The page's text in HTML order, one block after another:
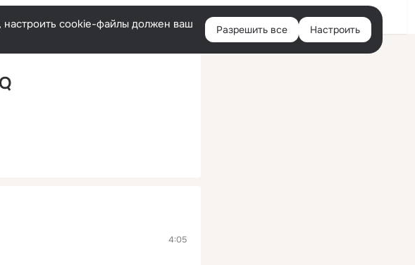
Войти
настроить cookie-файлы должен ваш
Разрешить все Настроить
4:05